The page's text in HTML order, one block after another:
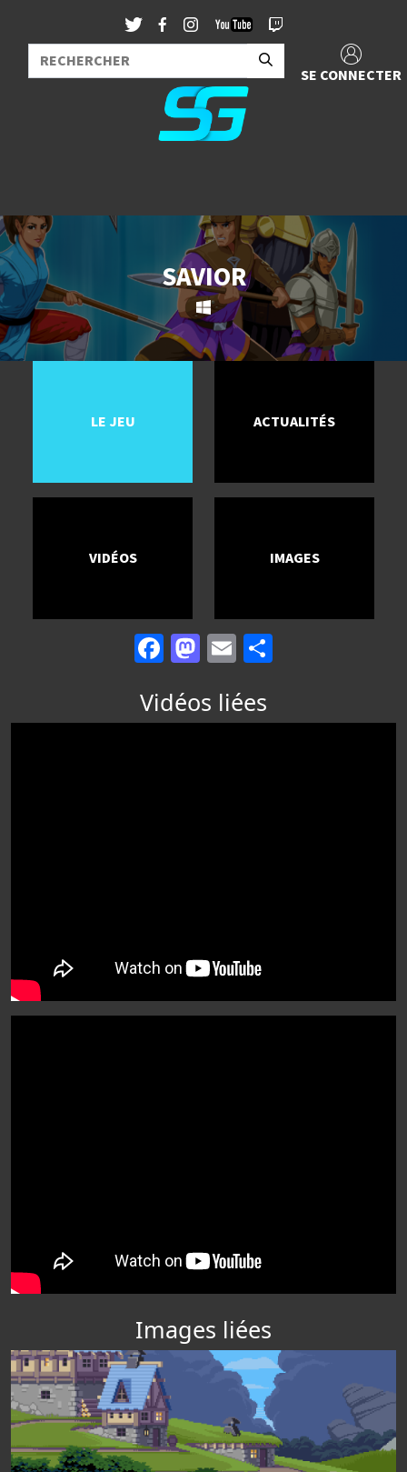
SE CONNECTER
SAVIOR
LE JEU ACTUALITÉS
VIDÉOS IMAGES
Facebook
Mastodon
Email
Vidéos liées
Images liées